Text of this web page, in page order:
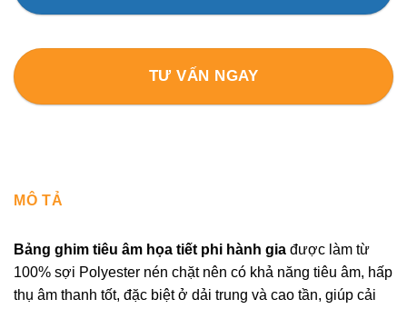
TƯ VẤN NGAY
MÔ TẢ
Bảng ghim tiêu âm họa tiết phi hành gia được làm từ
100% sợi Polyester nén chặt nên có khả năng tiêu âm, hấp
thụ âm thanh tốt, đặc biệt ở dải trung và cao tần, giúp cải